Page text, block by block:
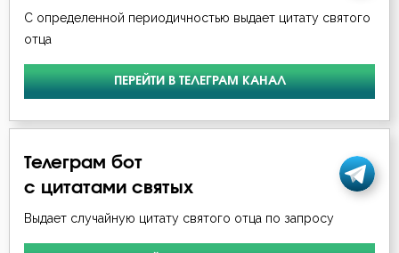
Лень
С определенной периодичностью выдает цитату святого
отца
ПЕРЕЙТИ В ТЕЛЕГРАМ КАНАЛ
Телеграм бот
с цитатами святых
Выдает случайную цитату святого отца по запросу